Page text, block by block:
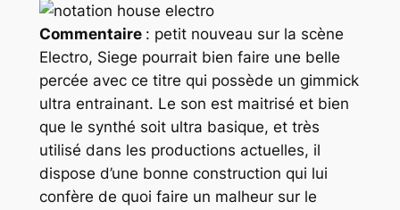
Commentaire : petit nouveau sur la scène
Electro, Siege pourrait bien faire une belle
percée avec ce titre qui possède un gimmick
ultra entrainant. Le son est maitrisé et bien
que le synthé soit ultra basique, et très
utilisé dans les productions actuelles, il
dispose d’une bonne construction qui lui
confère de quoi faire un malheur sur le